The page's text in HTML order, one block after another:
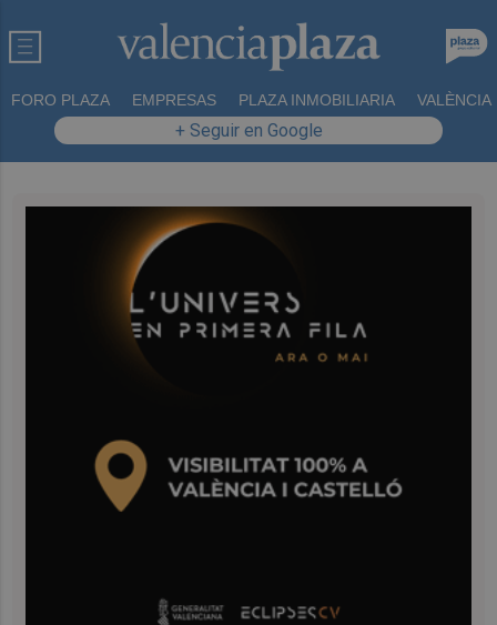
FORO PLAZA EMPRESAS PLAZA INMOBILIARIA VALÈNCIA
+ Seguir en Google